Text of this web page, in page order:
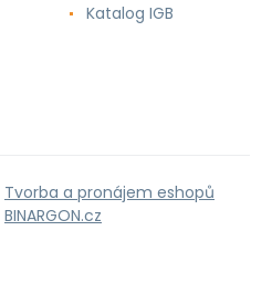
Katalog IGB
Tvorba a pronájem eshopů
BINARGON.cz